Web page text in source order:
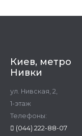
Киев, метро
Нивки
ул. Нивская, 2,
1-этаж
Телефоны:
(044) 222-88-07